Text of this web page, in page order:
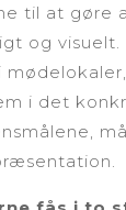
til at gøre
og visuelt.
i det